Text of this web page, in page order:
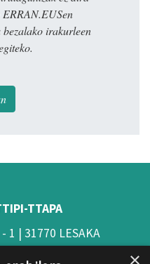
bezalako irakurleen
TTAPA
1 | 31770 LESAKA